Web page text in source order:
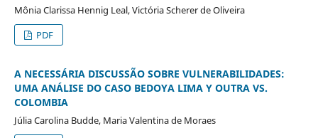
Mônia Clarissa Hennig Leal, Victória Scherer de Oliveira
PDF
A NECESSÁRIA DISCUSSÃO SOBRE VULNERABILIDADES:
UMA ANÁLISE DO CASO BEDOYA LIMA Y OUTRA VS.
COLOMBIA
Júlia Carolina Budde, Maria Valentina de Moraes